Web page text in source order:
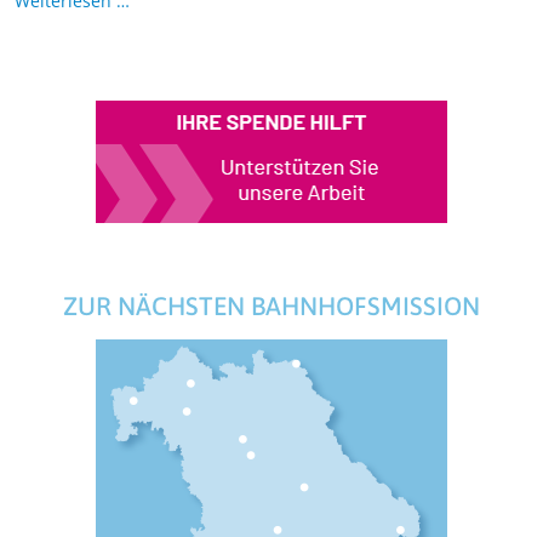
ZUR NÄCHSTEN BAHNHOFSMISSION